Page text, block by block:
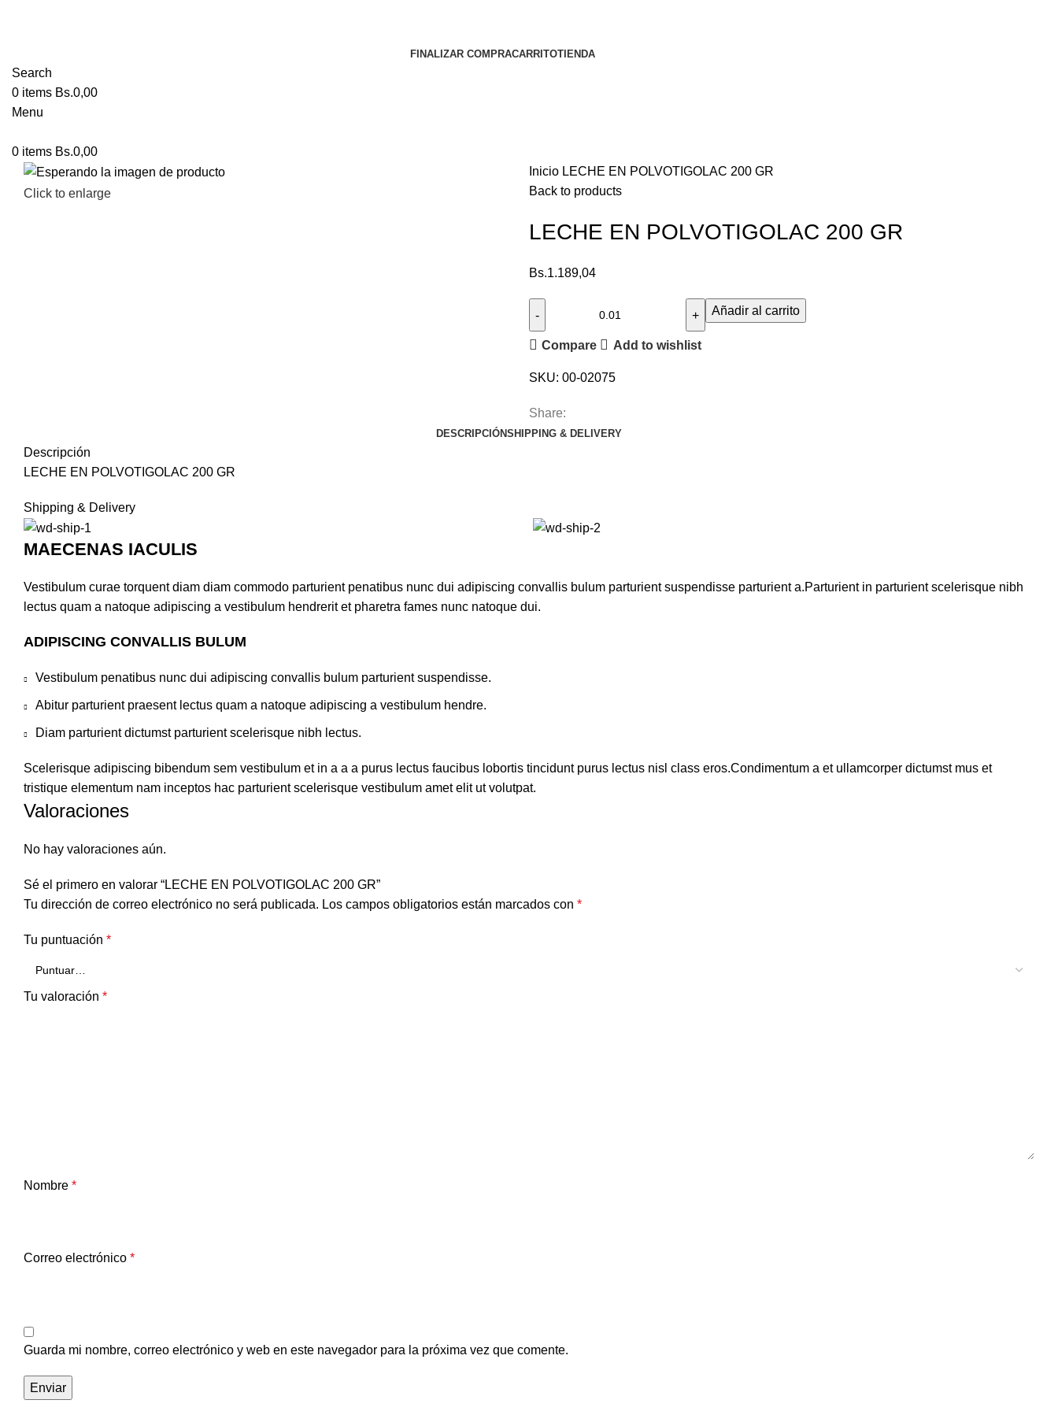
FINALIZAR COMPRACARRITOTIENDA
Search
0 items Bs.0,00
Menu
0 items Bs.0,00
Click to enlarge
Inicio LECHE EN POLVOTIGOLAC 200 GR
Back to products
LECHE EN POLVOTIGOLAC 200 GR
Bs.1.189,04
Añadir al carrito
Compare Add to wishlist
SKU: 00-02075
Share:
DESCRIPCIÓNSHIPPING & DELIVERY
Descripción
LECHE EN POLVOTIGOLAC 200 GR
Shipping & Delivery
MAECENAS IACULIS
Vestibulum curae torquent diam diam commodo parturient penatibus nunc dui adipiscing convallis bulum parturient suspendisse parturient a.Parturient in parturient scelerisque nibh
lectus quam a natoque adipiscing a vestibulum hendrerit et pharetra fames nunc natoque dui.
ADIPISCING CONVALLIS BULUM
Vestibulum penatibus nunc dui adipiscing convallis bulum parturient suspendisse.
Abitur parturient praesent lectus quam a natoque adipiscing a vestibulum hendre.
Diam parturient dictumst parturient scelerisque nibh lectus.
Scelerisque adipiscing bibendum sem vestibulum et in a a a purus lectus faucibus lobortis tincidunt purus lectus nisl class eros.Condimentum a et ullamcorper dictumst mus et
tristique elementum nam inceptos hac parturient scelerisque vestibulum amet elit ut volutpat.
Valoraciones
No hay valoraciones aún.
Sé el primero en valorar “LECHE EN POLVOTIGOLAC 200 GR”
Tu dirección de correo electrónico no será publicada. Los campos obligatorios están marcados con *
Tu puntuación *
Tu valoración *
Nombre *
Correo electrónico *
Guarda mi nombre, correo electrónico y web en este navegador para la próxima vez que comente.